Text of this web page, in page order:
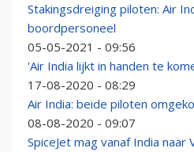
Stakingsdreiging piloten: Air
boordpersoneel
05-05-2021 - 09:56
'Air India lijkt in handen te
17-08-2020 - 08:29
Air India: beide piloten
08-08-2020 - 09:07
SpiceJet mag vanaf India